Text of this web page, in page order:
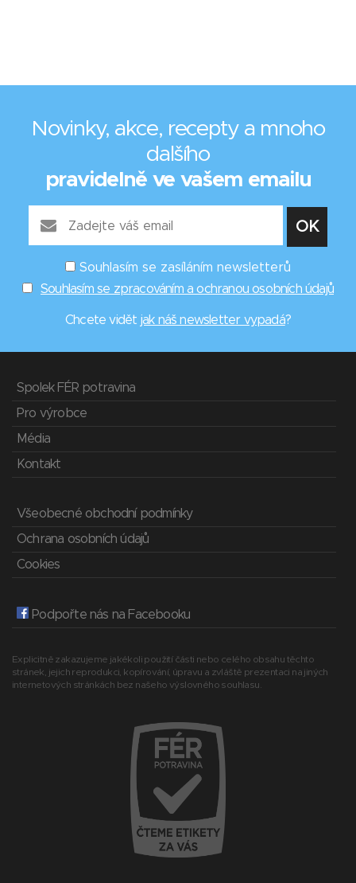
Novinky, akce, recepty a mnoho
dalšího
pravidelně ve vašem emailu
Souhlasím se zasíláním newsletterů
Souhlasím se zpracováním a ochranou osobních údajů
Chcete vidět jak náš newsletter vypadá?
Spolek FÉR potravina
Pro výrobce
Média
Kontakt
Všeobecné obchodní podmínky
Ochrana osobních údajů
Cookies
Podpořte nás na Facebooku
Explicitně zakazujeme jakékoli použití části nebo celého obsahu těchto
stránek, jejich reprodukci, kopírování, úpravu a zvláště prezentaci na jiných
internetových stránkách bez našeho výslovného souhlasu.